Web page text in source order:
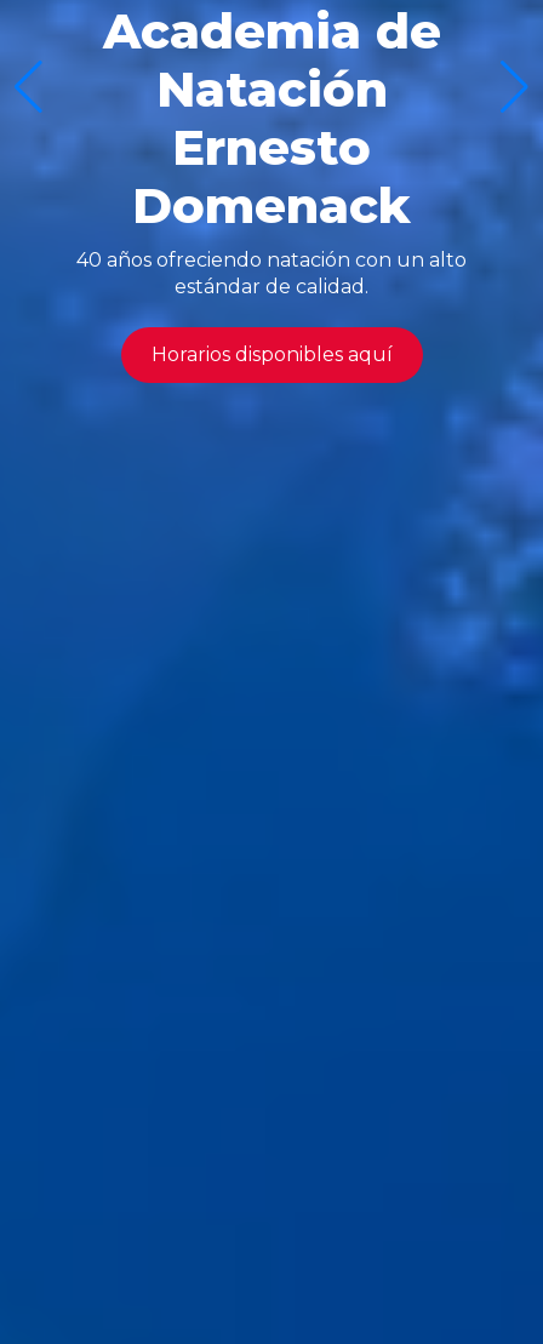
Academia de
Natación
Ernesto
Domenack
40 años ofreciendo natación con un alto
estándar de calidad.
Horarios disponibles aquí